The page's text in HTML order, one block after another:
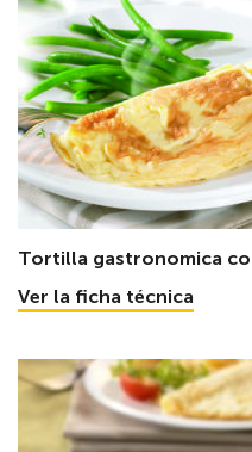
Tortilla gastronomica
Ver la ficha técnica